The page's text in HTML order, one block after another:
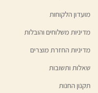
מועדון הלקוחות
מדיניות משלוחים והובלות
מדיניות החזרת מוצרים
שאלות ותשובות
תקנון החנות